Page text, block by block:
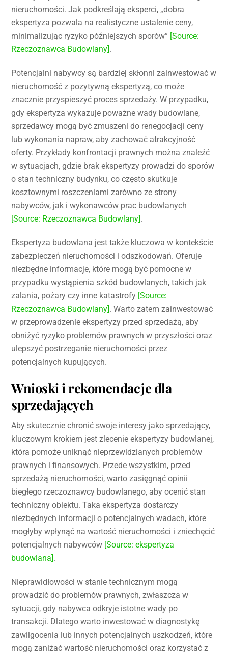
nieruchomości. Jak podkreślają eksperci, „dobra
ekspertyza pozwala na realistyczne ustalenie ceny,
minimalizując ryzyko późniejszych sporów” [Source:
Rzeczoznawca Budowlany].
Potencjalni nabywcy są bardziej skłonni zainwestować w
nieruchomość z pozytywną ekspertyzą, co może
znacznie przyspieszyć proces sprzedaży. W przypadku,
gdy ekspertyza wykazuje poważne wady budowlane,
sprzedawcy mogą być zmuszeni do renegocjacji ceny
lub wykonania napraw, aby zachować atrakcyjność
oferty. Przykłady konfrontacji prawnych można znaleźć
w sytuacjach, gdzie brak ekspertyzy prowadzi do sporów
o stan techniczny budynku, co często skutkuje
kosztownymi roszczeniami zarówno ze strony
nabywców, jak i wykonawców prac budowlanych
[Source: Rzeczoznawca Budowlany].
Ekspertyza budowlana jest także kluczowa w kontekście
zabezpieczeń nieruchomości i odszkodowań. Oferuje
niezbędne informacje, które mogą być pomocne w
przypadku wystąpienia szkód budowlanych, takich jak
zalania, pożary czy inne katastrofy [Source:
Rzeczoznawca Budowlany]. Warto zatem zainwestować
w przeprowadzenie ekspertyzy przed sprzedażą, aby
obniżyć ryzyko problemów prawnych w przyszłości oraz
ulepszyć postrzeganie nieruchomości przez
potencjalnych kupujących.
Wnioski i rekomendacje dla
sprzedających
Aby skutecznie chronić swoje interesy jako sprzedający,
kluczowym krokiem jest zlecenie ekspertyzy budowlanej,
która pomoże uniknąć nieprzewidzianych problemów
prawnych i finansowych. Przede wszystkim, przed
sprzedażą nieruchomości, warto zasięgnąć opinii
biegłego rzeczoznawcy budowlanego, aby ocenić stan
techniczny obiektu. Taka ekspertyza dostarczy
niezbędnych informacji o potencjalnych wadach, które
mogłyby wpłynąć na wartość nieruchomości i zniechęcić
potencjalnych nabywców [Source: ekspertyza
budowlana].
Nieprawidłowości w stanie technicznym mogą
prowadzić do problemów prawnych, zwłaszcza w
sytuacji, gdy nabywca odkryje istotne wady po
transakcji. Dlatego warto inwestować w diagnostykę
zawilgocenia lub innych potencjalnych uszkodzeń, które
mogą zaniżać wartość nieruchomości oraz korzystać z